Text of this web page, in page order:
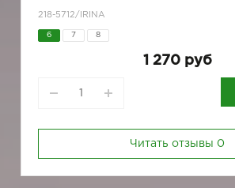
218-5712/IRINA
6 7 8
1 270 руб
Читать отзывы 0